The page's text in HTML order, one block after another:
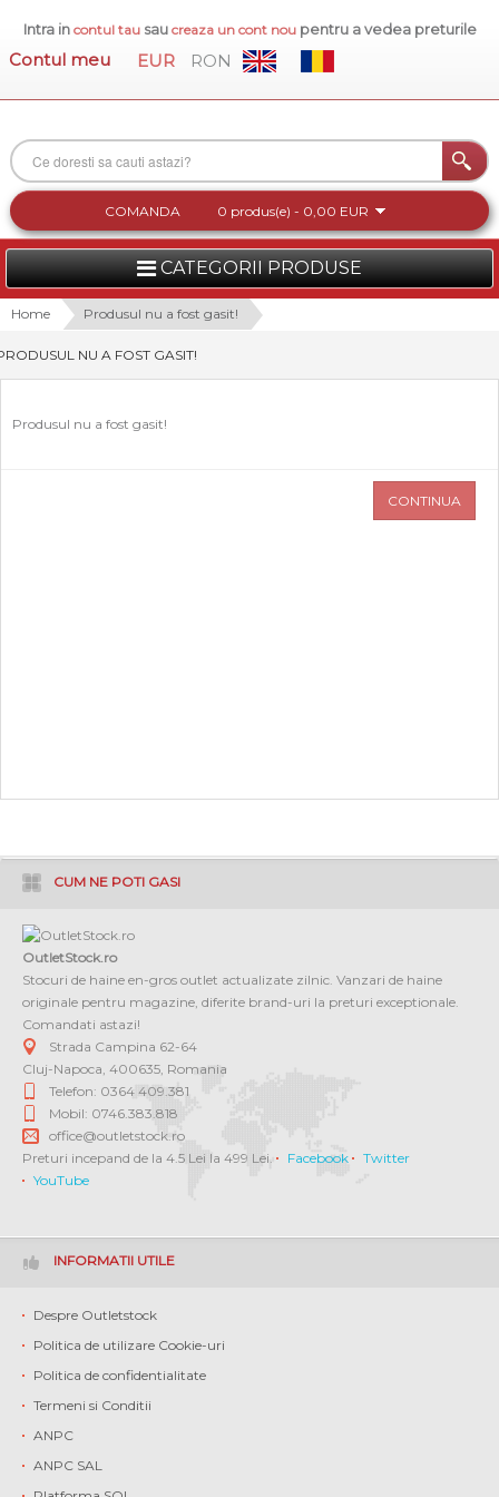
Intra in contul tausau creaza un cont nou pentru a vedea preturile
Contul meu EUR RON
COMANDA 0 produs(e) - 0,00 EUR
CATEGORII PRODUSE
FEMEI
BARBATI
Home Produsul nu a fost gasit!
NU A FOST GASIT!
Produsul nu a fost gasit!
CONTINUA
CUM NE POTI GASI
OutletStock.ro
Stocuri de haine en-gros outlet actualizate zilnic. Vanzari de haine
originale pentru magazine, diferite brand-uri la preturi exceptionale.
Comandati astazi!
Strada Campina 62-64
Cluj-Napoca, 400635, Romania
Telefon: 0364 409.381
Mobil: 0746.383.818
office@outletstock.ro
Preturi incepand de la 4.5 Lei la 499 Lei.
Facebook
Twitter
YouTube
INFORMATII UTILE
Despre Outletstock
Politica de utilizare Cookie-uri
Politica de confidentialitate
Termeni si Conditii
ANPC
ANPC SAL